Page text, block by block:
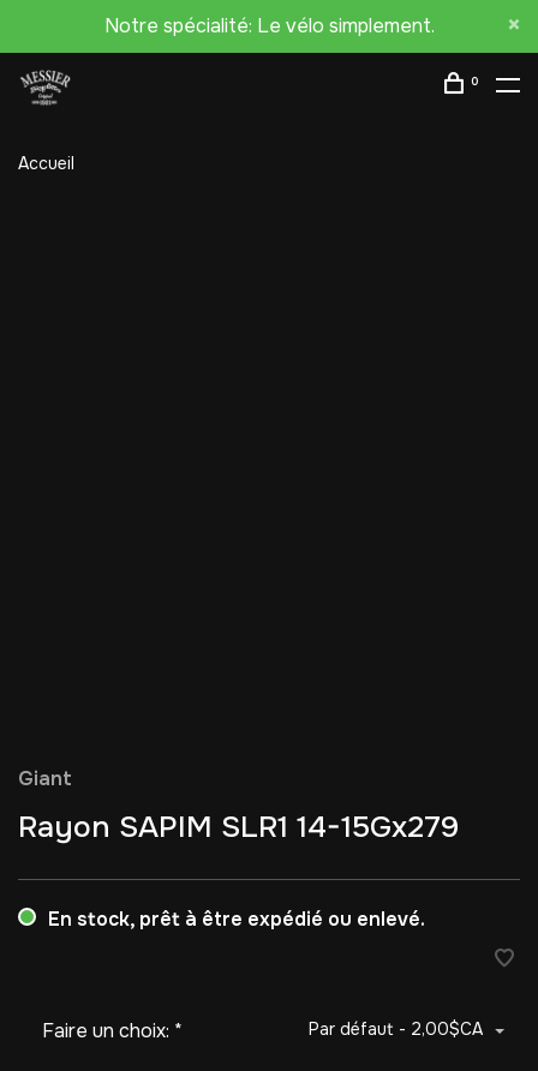
Notre spécialité: Le vélo simplement.
0
Accueil
Giant
Rayon SAPIM SLR1 14-15Gx279
En stock, prêt à être expédié ou enlevé.
Faire un choix: * Par défaut - 2,00$CA